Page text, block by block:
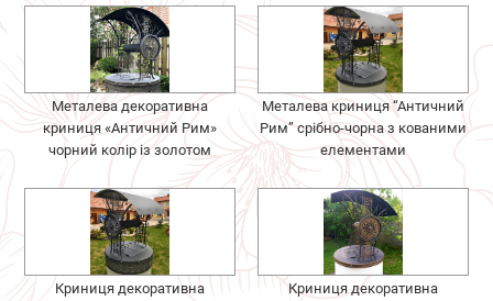
Металева декоративна
криниця «Античний Рим»
чорний колір із золотом
Металева криниця “Античний
Рим” срібно-чорна з кованими
елементами
Криниця декоративна
Криниця декоративна